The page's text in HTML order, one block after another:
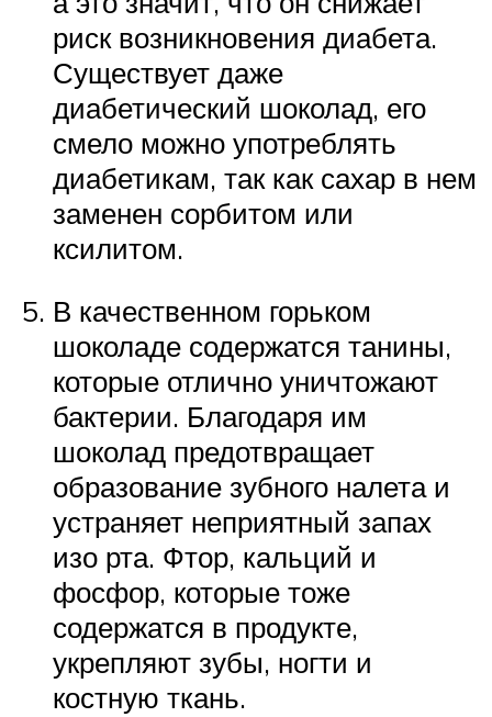
риск возникновения диабета.
Существует даже
диабетический шоколад, его
смело можно употреблять
диабетикам, так как сахар в нем
заменен сорбитом или
ксилитом.
В качественном горьком
шоколаде содержатся танины,
которые отлично уничтожают
бактерии. Благодаря им
шоколад предотвращает
образование зубного налета и
устраняет неприятный запах
изо рта. Фтор, кальций и
фосфор, которые тоже
содержатся в продукте,
укрепляют зубы, ногти и
костную ткань.